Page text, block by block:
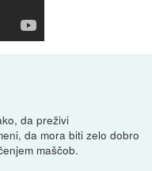
da preživi
da mora biti zelo dobro
maščob.